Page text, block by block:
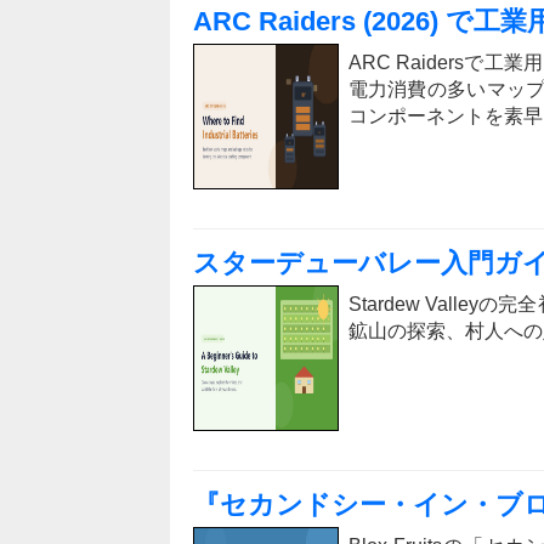
ARC Raiders (2026) で工業
ARC Raidersで工業
電力消費の多いマッ
コンポーネントを素
スターデューバレー入門ガ
Stardew Valleyの完
鉱山の探索、村人へ
『セカンドシー・イン・ブ